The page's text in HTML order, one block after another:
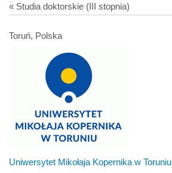
« Studia doktorskie (III stopnia)
Toruń, Polska
Uniwersytet Mikołaja Kopernika w Toruniu